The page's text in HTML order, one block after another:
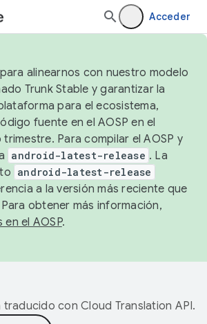
Acceder
alinearnos con nuestro modelo
Trunk Stable y garantizar la
para el ecosistema,
fuente en el AOSP en el
Para compilar el AOSP y
android-latest-release . La
android-latest-release
a la versión más reciente que
Para obtener más información,
en el AOSP.
traducido con Cloud Translation API.